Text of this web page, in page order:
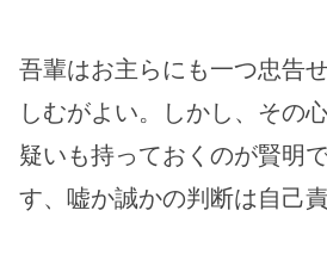
吾輩はお主らにも一つ忠告
しむがよい。しかし、その
疑いも持っておくのが賢明
す、嘘か誠かの判断は自己